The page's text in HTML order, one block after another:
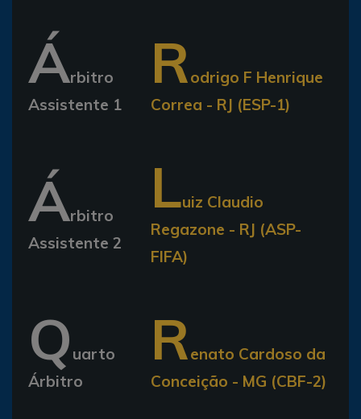
Árbitro
Assistente 1
Rodrigo F Henrique
Correa - RJ (ESP-1)
Árbitro
Assistente 2
Luiz Claudio
Regazone - RJ (ASP-
FIFA)
Q uarto
Árbitro
Renato Cardoso da
Conceição - MG (CBF-2)